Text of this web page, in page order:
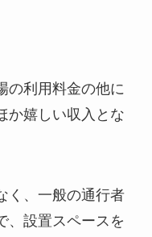
の利用料金の他に
か嬉しい収入とな
く、一般の通行者
、設置スペースを